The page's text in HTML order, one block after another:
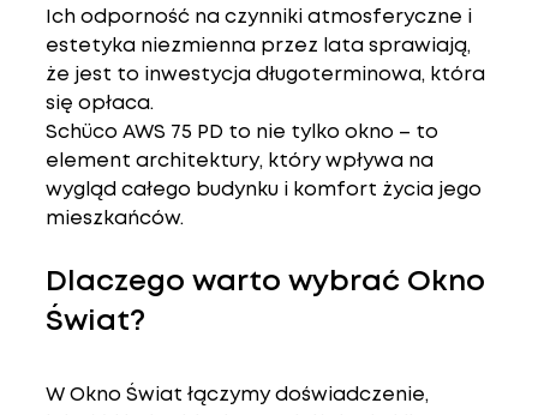
Ich odporność na czynniki atmosferyczne i
estetyka niezmienna przez lata sprawiają,
że jest to inwestycja długoterminowa, która
się opłaca.
Schüco AWS 75 PD to nie tylko okno – to
element architektury, który wpływa na
wygląd całego budynku i komfort życia jego
mieszkańców.
Dlaczego warto wybrać Okno
Świat?
W Okno Świat łączymy doświadczenie,